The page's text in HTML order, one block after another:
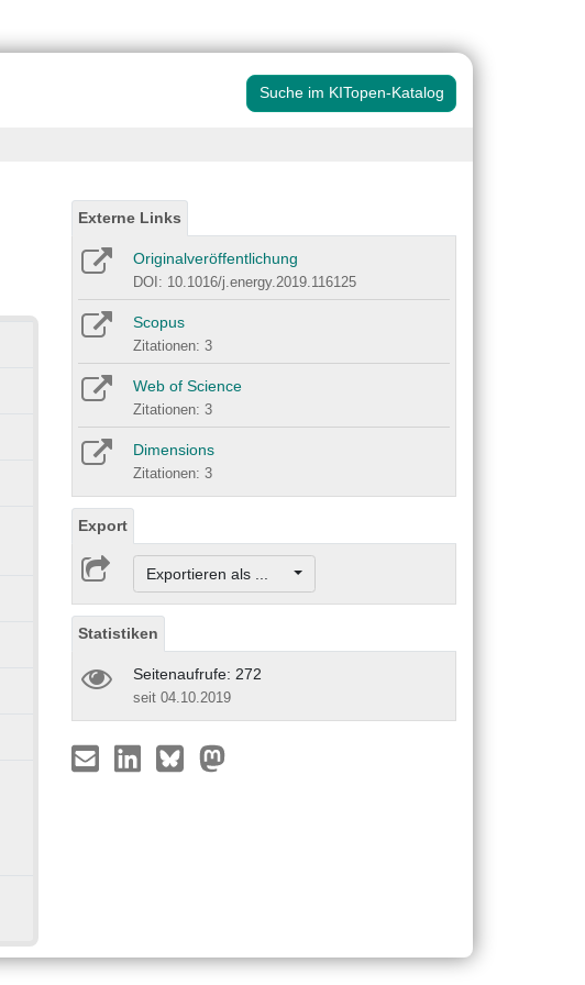
Suche im KITopen-Katalog
Externe Links
Originalveröffentlichung
DOI: 10.1016/j.energy.2019.116125
Scopus
Zitationen: 3
Web of Science
Zitationen: 3
Dimensions
Zitationen: 3
Export
Exportieren als ...
Statistiken
Seitenaufrufe: 272
seit 04.10.2019